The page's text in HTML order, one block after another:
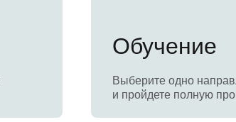
Выберите одно
и пройдете полную
Обучение